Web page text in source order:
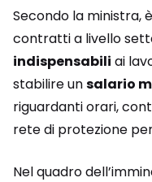
Secondo la ministra,
contratti a livello
indispensabili ai
stabilire unsalario
riguardanti orari,
rete di protezione
Nel quadro